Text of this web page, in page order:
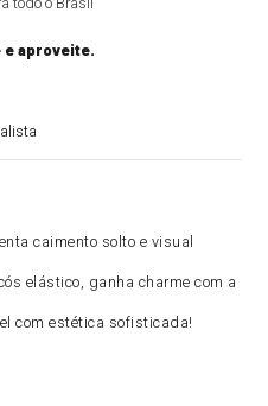
e aproveite.
caimento solto e visual
elástico, ganha charme com a
com estética sofisticada!